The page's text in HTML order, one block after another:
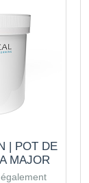
| POT DE
MAJOR